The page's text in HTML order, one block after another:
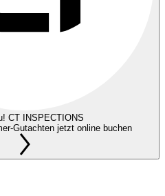
CT INSPECTIONS
Gutachten jetzt online buchen